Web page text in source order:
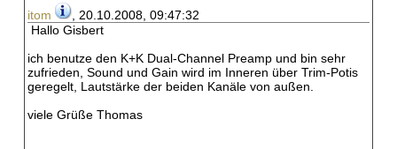
itom
, 20.10.2008, 09:47:32
Hallo Gisbert
ich benutze den K+K Dual-Channel Preamp und bin sehr
zufrieden, Sound und Gain wird im Inneren über Trim-Potis
geregelt, Lautstärke der beiden Kanäle von außen.
viele Grüße Thomas